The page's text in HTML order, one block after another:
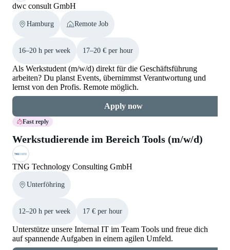
dwc consult GmbH
Hamburg Remote Job
16–20 h per week 17–20 € per hour
Als Werkstudent (m/w/d) direkt für die Geschäftsführung
arbeiten? Du planst Events, übernimmst Verantwortung und
lernst von den Profis. Remote möglich.
Apply now
Fast reply
Werkstudierende im Bereich Tools (m/w/d)
TNG Technology Consulting GmbH
Unterföhring
12–20 h per week 17 € per hour
Unterstütze unsere Internal IT im Team Tools und freue dich
auf spannende Aufgaben in einem agilen Umfeld.